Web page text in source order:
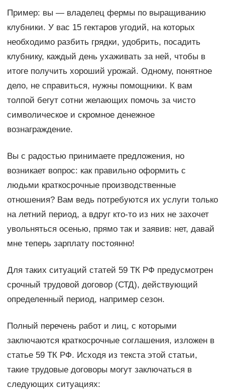
Пример: вы — владелец фермы по выращиванию
клубники. У вас 15 гектаров угодий, на которых
необходимо разбить грядки, удобрить, посадить
клубнику, каждый день ухаживать за ней, чтобы в
итоге получить хороший урожай. Одному, понятное
дело, не справиться, нужны помощники. К вам
толпой бегут сотни желающих помочь за чисто
символическое и скромное денежное
вознаграждение.
Вы с радостью принимаете предложения, но
возникает вопрос: как правильно оформить с
людьми краткосрочные производственные
отношения? Вам ведь потребуются их услуги только
на летний период, а вдруг кто-то из них не захочет
увольняться осенью, прямо так и заявив: нет, давай
мне теперь зарплату постоянно!
Для таких ситуаций статей 59 ТК РФ предусмотрен
срочный трудовой договор (СТД), действующий
определенный период, например сезон.
Полный перечень работ и лиц, с которыми
заключаются краткосрочные соглашения, изложен в
статье 59 ТК РФ. Исходя из текста этой статьи,
такие трудовые договоры могут заключаться в
следующих ситуациях: